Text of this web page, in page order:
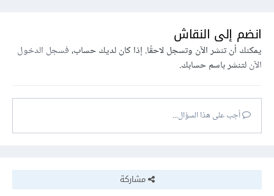
انضم إلى النقاش
يمكنك أن تنشر الآن وتسجل لاحقًا. إذا كان لديك حساب،فسجل الدخول
الآنلتنشر باسم حسابك.
أجب على هذا السؤال...
مشاركة